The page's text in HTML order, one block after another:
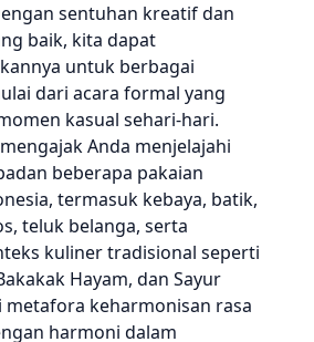
sentuhan kreatif dan
baik, kita dapat
untuk berbagai
dari acara formal yang
kasual sehari-hari.
Anda menjelajahi
beberapa pakaian
termasuk kebaya, batik,
teluk belanga, serta
kuliner tradisional seperti
Hayam, dan Sayur
metafora keharmonisan rasa
harmoni dalam